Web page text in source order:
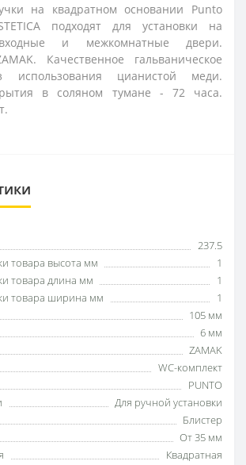
на квадратном основании Punto
подходят для установки на
и межкомнатные двери.
Качественное гальваническое
использования цианистой меди.
в соляном тумане - 72 часа.
237.5
товара высота мм
1
товара длина мм
1
товара ширина мм
1
105 мм
6 мм
ZAMAK
WC-комплект
PUNTO
Для ручной установки
Блистер
От 35 мм
Квадратная